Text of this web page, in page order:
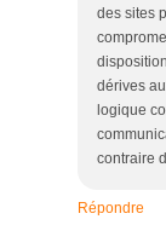
des sites
dérives
logique
contraire
Répondre